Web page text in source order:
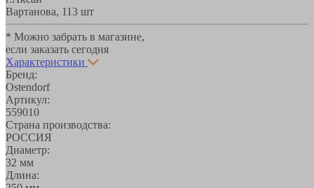
Вартанова, 113 шт
* Можно забрать в магазине,
если заказать сегодня
Характеристики
Бренд:
Ostendorf
Артикул:
559010
Страна производства:
РОССИЯ
Диаметр:
32 мм
Длина: